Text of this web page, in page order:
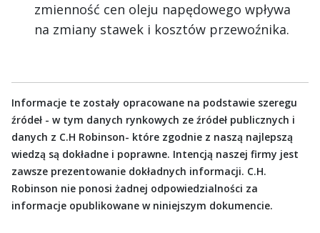
zmienność cen oleju napędowego wpływa
na zmiany stawek i kosztów przewoźnika.
Informacje te zostały opracowane na podstawie szeregu
źródeł - w tym danych rynkowych ze źródeł publicznych i
danych z C.H Robinson- które zgodnie z naszą najlepszą
wiedzą są dokładne i poprawne. Intencją naszej firmy jest
zawsze prezentowanie dokładnych informacji. C.H.
Robinson nie ponosi żadnej odpowiedzialności za
informacje opublikowane w niniejszym dokumencie.